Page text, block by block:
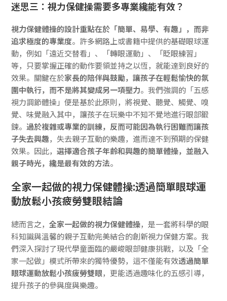
迷思三：視力保健操需要多專業纔能有效？
視力保健體操的設計重點在於「簡單、易學、有趣」，而非
追求極度的專業度。許多網路上或書籍中提供的基礎眼球運
動，例如「遠近交替看」、「轉眼運動」、「眨眼練習」
等，只要掌握正確的動作要領並持之以恆，就能達到良好的
效果。關鍵在於家長的陪伴與鼓勵，讓孩子在輕鬆愉快的氛
圍中執行，而不是將其變成另一項壓力。我們強調的「五感
視力調節體操」便是基於此原則，將視覺、聽覺、觸覺、嗅
覺、味覺融入其中，讓孩子在玩樂中不知不覺地進行眼部鍛
鍊。過於複雜或專業的訓練，反而可能因為執行困難而讓孩
子失去興趣，失去親子互動的樂趣，進而達不到預期的保健
效果。因此，選擇適合孩子年齡和興趣的簡單體操，並融入
親子時光，纔是最有效的方法。
全家一起做的視力保健體操:透過簡單眼球運
動放鬆小孩疲勞雙眼結論
總而言之，全家一起做的視力保健體操，是一套將科學的眼
科知識與溫馨的親子互動完美結合的創新視力保健方案。我
們深入探討了現代學童面臨的嚴峻眼部健康挑戰，以及「全
家一起做」模式所帶來的獨特優勢，這不僅能有效透過簡單
眼球運動放鬆小孩疲勞雙眼，更能透過趣味化的五感引導，
提升孩子的參與度與樂趣。